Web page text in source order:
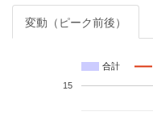
変動（ピーク前後）
合計
15